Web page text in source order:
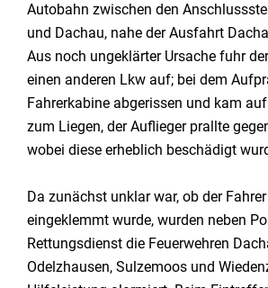
Autobahn zwischen den
und Dachau, nahe der Ausfahrt
Aus noch ungeklärter Ursache fuhr
einen anderen Lkw auf; bei dem
Fahrerkabine abgerissen und kam
zum Liegen, der Auflieger prallte
wobei diese erheblich beschädigt
Da zunächst unklar war, ob der
eingeklemmt wurde, wurden neben
Rettungsdienst die Feuerwehren
Odelzhausen, Sulzemoos und